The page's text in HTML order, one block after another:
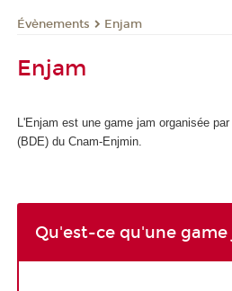
Évènements Enjam
Enjam
L'Enjam est une game jam organisée
(BDE) du Cnam-Enjmin.
Qu'est-ce qu'une game